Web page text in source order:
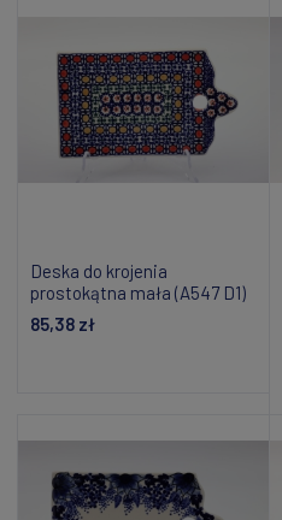
Deska do krojenia
prostokątna mała (A547 D1)
85,38 zł